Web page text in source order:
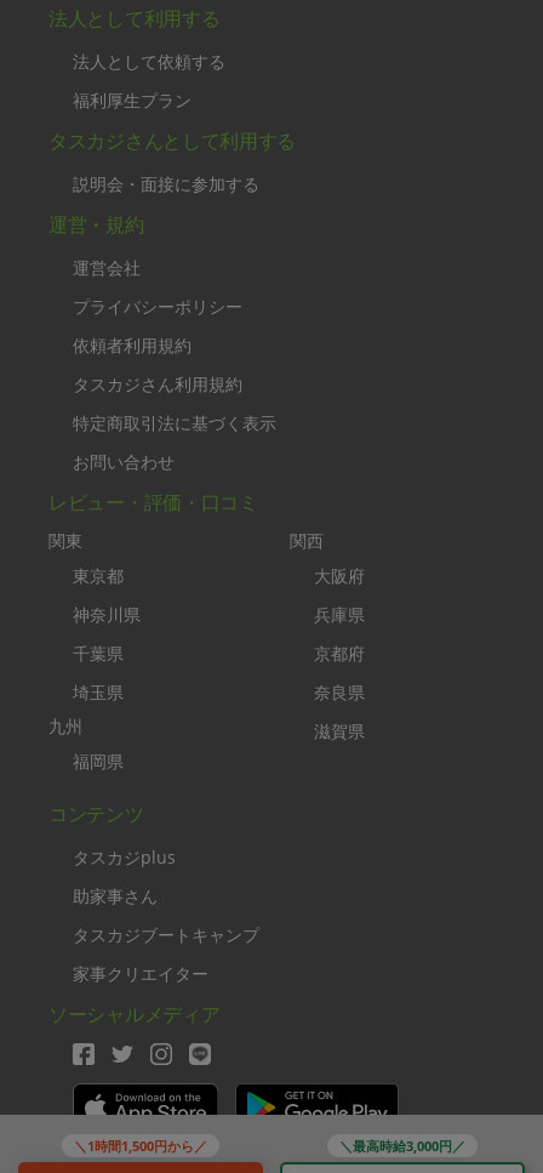
＼1時間1,500円から／ ＼最高時給3,000円／
法人として利用する
法人として依頼する
福利厚生プラン
タスカジさんとして利用する
説明会・面接に参加する
運営・規約
運営会社
プライバシーポリシー
依頼者利用規約
タスカジさん利用規約
特定商取引法に基づく表示
お問い合わせ
レビュー・評価・口コミ
関東
東京都
神奈川県
千葉県
埼玉県
九州
福岡県
関西
大阪府
兵庫県
京都府
奈良県
滋賀県
コンテンツ
タスカジplus
助家事さん
タスカジブートキャンプ
家事クリエイター
ソーシャルメディア